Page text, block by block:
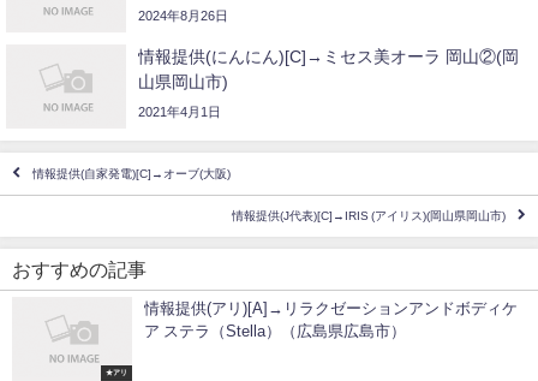
2024年8月26日
情報提供(にんにん)[C]→ミセス美オーラ 岡山②(岡
山県岡山市)
2021年4月1日
情報提供(自家発電)[C]→オーブ(大阪)
情報提供(J代表)[C]→IRIS (アイリス)(岡山県岡山市)
おすすめの記事
★アリ
情報提供(アリ)[A]→リラクゼーションアンドボディケ
ア ステラ（Stella）（広島県広島市）